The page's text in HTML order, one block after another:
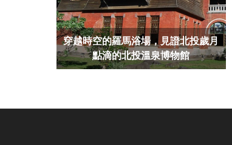
穿越時空的羅馬浴場，見證北投歲月
點滴的北投溫泉博物館